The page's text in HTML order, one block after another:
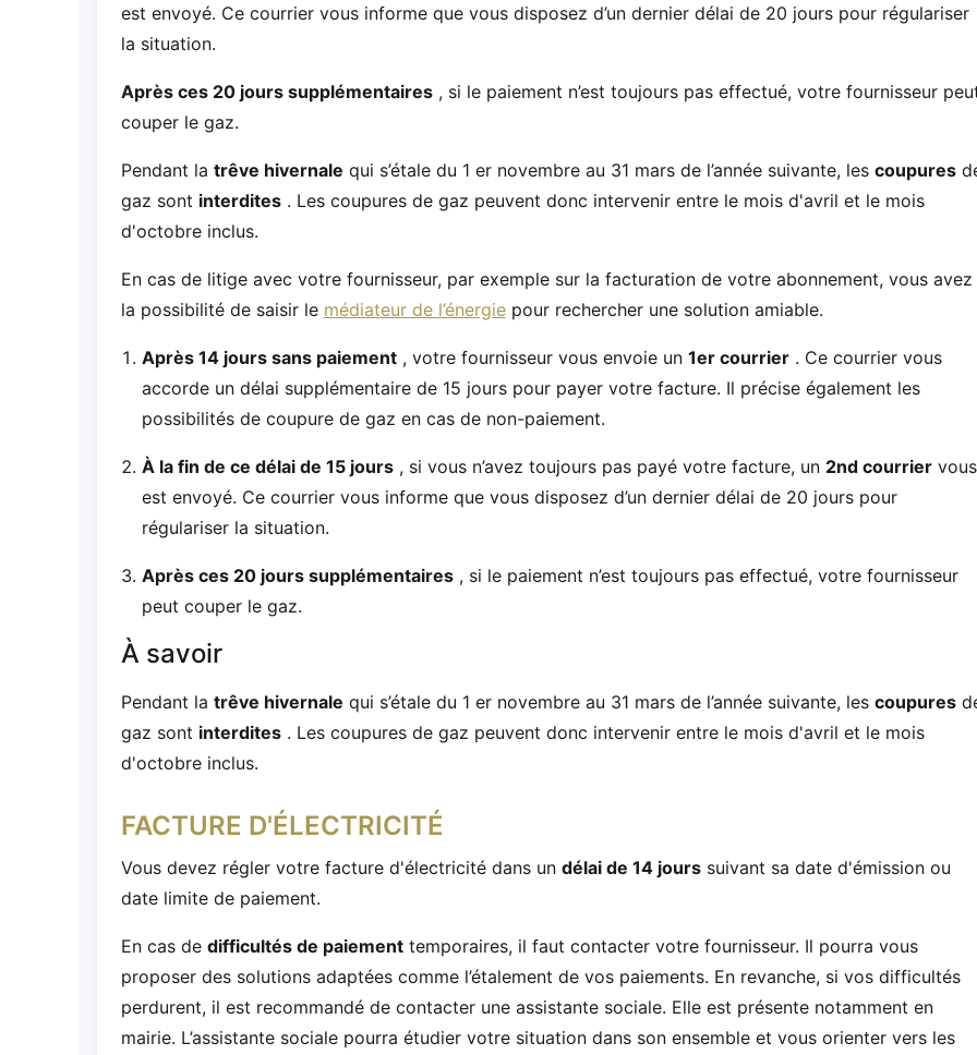
est envoyé. Ce courrier vous informe que vous disposez d’un dernier délai de 20 jours pour régulariser
la situation.
Après ces 20 jours supplémentaires, si le paiement n’est toujours pas effectué, votre fournisseur
couper le gaz.
Pendant la trêve hivernale qui s’étale du 1 er novembre au 31 mars de l’année suivante, les coupures
gaz sont interdites. Les coupures de gaz peuvent donc intervenir entre le mois d'avril et le mois
d'octobre inclus.
En cas de litige avec votre fournisseur, par exemple sur la facturation de votre abonnement, vous avez
la possibilité de saisir le médiateur de l’énergiepour rechercher une solution amiable.
Après 14 jours sans paiement, votre fournisseur vous envoie un 1er courrier. Ce courrier vous
accorde un délai supplémentaire de 15 jours pour payer votre facture. Il précise également les
possibilités de coupure de gaz en cas de non-paiement.
À la fin de ce délai de 15 jours, si vous n’avez toujours pas payé votre facture, un 2nd courriervous
est envoyé. Ce courrier vous informe que vous disposez d’un dernier délai de 20 jours pour
régulariser la situation.
Après ces 20 jours supplémentaires, si le paiement n’est toujours pas effectué, votre fournisseur
peut couper le gaz.
À savoir
Pendant la trêve hivernale qui s’étale du 1 er novembre au 31 mars de l’année suivante, les coupures
gaz sont interdites. Les coupures de gaz peuvent donc intervenir entre le mois d'avril et le mois
d'octobre inclus.
FACTURE D'ÉLECTRICITÉ
Vous devez régler votre facture d'électricité dans un délai de 14 jourssuivant sa date d'émission ou
date limite de paiement.
En cas de difficultés de paiementtemporaires, il faut contacter votre fournisseur. Il pourra vous
proposer des solutions adaptées comme l’étalement de vos paiements. En revanche, si vos difficultés
perdurent, il est recommandé de contacter une assistante sociale. Elle est présente notamment en
mairie. L’assistante sociale pourra étudier votre situation dans son ensemble et vous orienter vers les